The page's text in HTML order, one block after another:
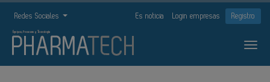
Redes Sociales Es noticia Login empresas Registro